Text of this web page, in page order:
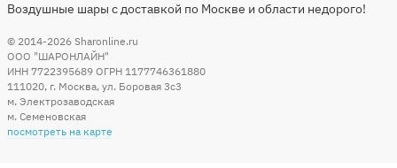
Воздушные шары с доставкой по Москве и области недорого!
© 2014-2026 Sharonline.ru
ООО "ШАРОНЛАЙН"
ИНН 7722395689 ОГРН 1177746361880
111020, г. Москва, ул. Боровая 3c3
м. Электрозаводская
м. Семеновская
посмотреть на карте